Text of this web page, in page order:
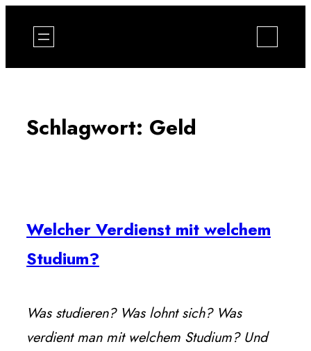
Inhalt
springen
Schlagwort: Geld
Welcher Verdienst mit welchem
Studium?
Was studieren? Was lohnt sich? Was
verdient man mit welchem Studium? Und